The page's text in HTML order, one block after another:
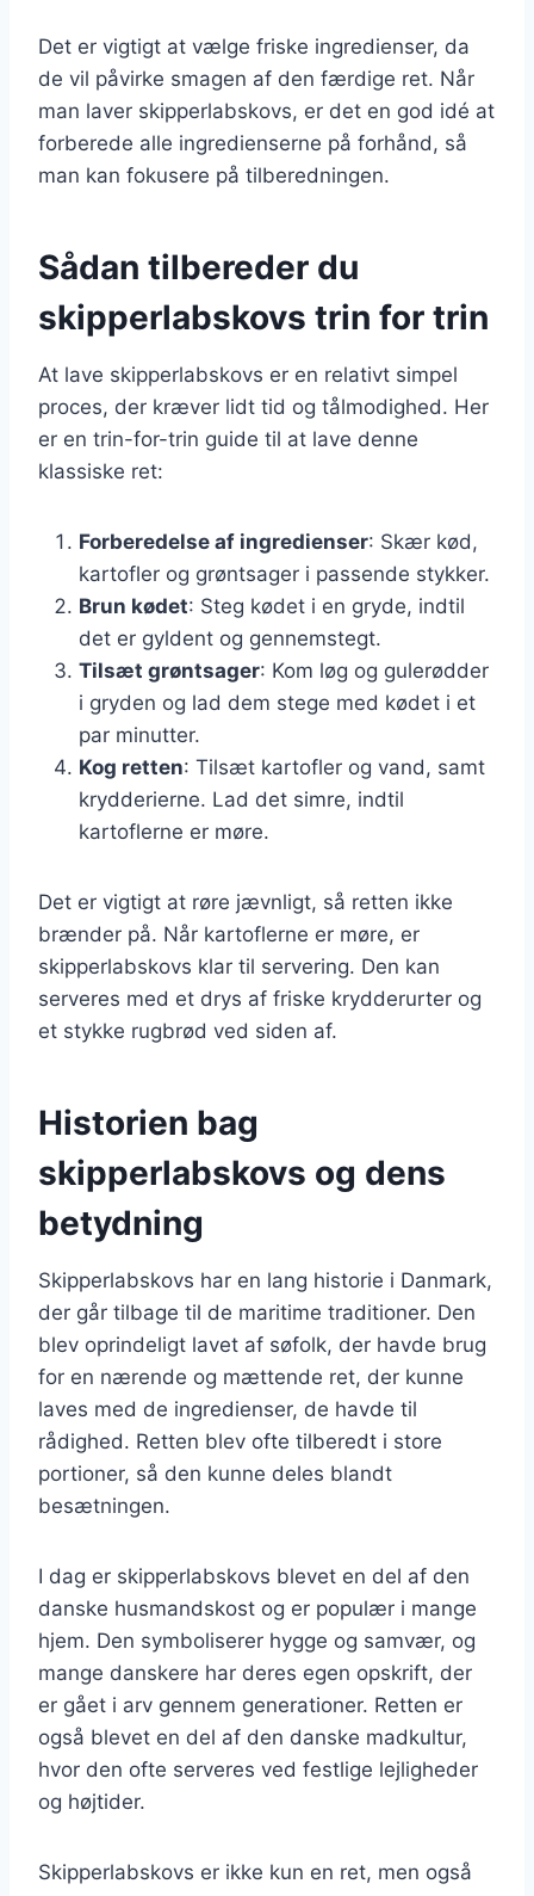
Det er vigtigt at vælge friske ingredienser, da
de vil påvirke smagen af den færdige ret. Når
man laver skipperlabskovs, er det en god idé at
forberede alle ingredienserne på forhånd, så
man kan fokusere på tilberedningen.
Sådan tilbereder du
skipperlabskovs trin for trin
At lave skipperlabskovs er en relativt simpel
proces, der kræver lidt tid og tålmodighed. Her
er en trin-for-trin guide til at lave denne
klassiske ret:
Forberedelse af ingredienser: Skær kød,
kartofler og grøntsager i passende stykker.
Brun kødet: Steg kødet i en gryde, indtil
det er gyldent og gennemstegt.
Tilsæt grøntsager: Kom løg og gulerødder
i gryden og lad dem stege med kødet i et
par minutter.
Kog retten: Tilsæt kartofler og vand, samt
krydderierne. Lad det simre, indtil
kartoflerne er møre.
Det er vigtigt at røre jævnligt, så retten ikke
brænder på. Når kartoflerne er møre, er
skipperlabskovs klar til servering. Den kan
serveres med et drys af friske krydderurter og
et stykke rugbrød ved siden af.
Historien bag
skipperlabskovs og dens
betydning
Skipperlabskovs har en lang historie i Danmark,
der går tilbage til de maritime traditioner. Den
blev oprindeligt lavet af søfolk, der havde brug
for en nærende og mættende ret, der kunne
laves med de ingredienser, de havde til
rådighed. Retten blev ofte tilberedt i store
portioner, så den kunne deles blandt
besætningen.
I dag er skipperlabskovs blevet en del af den
danske husmandskost og er populær i mange
hjem. Den symboliserer hygge og samvær, og
mange danskere har deres egen opskrift, der
er gået i arv gennem generationer. Retten er
også blevet en del af den danske madkultur,
hvor den ofte serveres ved festlige lejligheder
og højtider.
Skipperlabskovs er ikke kun en ret, men også